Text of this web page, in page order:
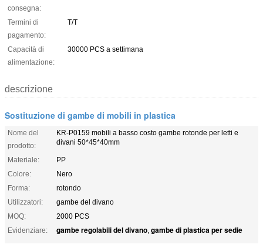
consegna:
Termini di
pagamento:
T/T
Capacità di
alimentazione:
30000 PCS a settimana
descrizione
Sostituzione di gambe di mobili in plastica
Nome del
prodotto:
KR-P0159 mobili a basso costo gambe rotonde per letti e
divani 50*45*40mm
Materiale:
PP
Colore:
Nero
Forma:
rotondo
Utilizzatori:
gambe del divano
MOQ:
2000 PCS
Evidenziare:
gambe regolabili del divano, gambe di plastica per sedie